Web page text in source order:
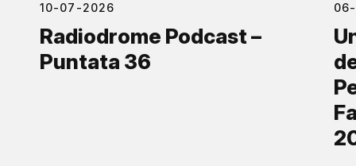
10-07-2026
Radiodrome Podcast –
Puntata 36